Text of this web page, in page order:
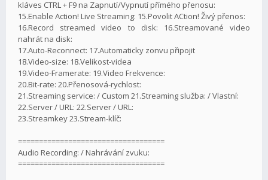
kláves CTRL + F9 na Zapnutí/Vypnutí přímého přenosu:
15.Enable Action! Live Streaming: 15.Povolit ACtion! Živý přenos:
16.Record streamed video to disk: 16.Streamované video
nahrát na disk:
17.Auto-Reconnect: 17.Automaticky zonvu připojit
18.Video-size: 18.Velikost-videa
19.Video-Framerate: 19.Video Frekvence:
20.Bit-rate: 20.Přenosová-rychlost:
21.Streaming service: / Custom 21.Streaming služba: / Vlastní:
22.Server / URL: 22.Server / URL:
23.Streamkey 23.Stream-klíč:
===================================
Audio Recording: / Nahrávání zvuku:
===================================